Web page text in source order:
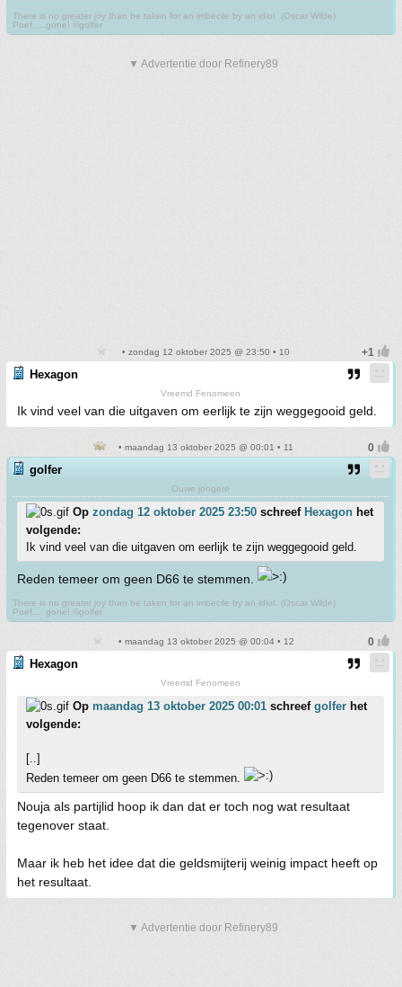
There is no greater joy than be taken for an imbecile by an idiot. (Oscar Wilde)
Poef.....gone! ©golfer
▼ Advertentie door Refinery89
• zondag 12 oktober 2025 @ 23:50 • 10
Hexagon
Vreemd Fenomeen
Ik vind veel van die uitgaven om eerlijk te zijn weggegooid geld.
• maandag 13 oktober 2025 @ 00:01 • 11
golfer
Ouwe jongere
Op zondag 12 oktober 2025 23:50 schreef Hexagon het
volgende:
Ik vind veel van die uitgaven om eerlijk te zijn weggegooid geld.
Reden temeer om geen D66 te stemmen.
There is no greater joy than be taken for an imbecile by an idiot. (Oscar Wilde)
Poef.....gone! ©golfer
• maandag 13 oktober 2025 @ 00:04 • 12
Hexagon
Vreemd Fenomeen
Op maandag 13 oktober 2025 00:01 schreef golfer het
volgende:
[..]
Reden temeer om geen D66 te stemmen.
Nouja als partijlid hoop ik dan dat er toch nog wat resultaat
tegenover staat.
Maar ik heb het idee dat die geldsmijterij weinig impact heeft op
het resultaat.
▼ Advertentie door Refinery89